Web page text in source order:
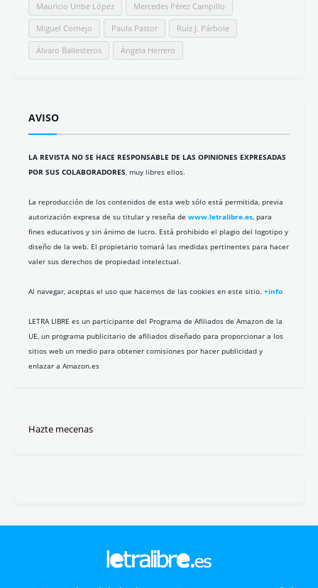
Mauricio Uribe López Mercedes Pérez Campillo
Miguel Cornejo Paula Pastor Ruiz J. Párbole
Álvaro Ballesteros Ángela Herrero
AVISO
LA REVISTA NO SE HACE RESPONSABLE DE LAS OPINIONES EXPRESADAS
POR SUS COLABORADORES, muy libres ellos.
La reproducción de los contenidos de esta web sólo está permitida, previa
autorización expresa de su titular y reseña de www.letralibre.es, para
fines educativos y sin ánimo de lucro. Está prohibido el plagio del logotipo y
diseño de la web. El propietario tomará las medidas pertinentes para hacer
valer sus derechos de propiedad intelectual.
Al navegar, aceptas el uso que hacemos de las cookies en este sitio. +info
LETRA LIBRE es un participante del Programa de Afiliados de Amazon de la
UE, un programa publicitario de afiliados diseñado para proporcionar a los
sitios web un medio para obtener comisiones por hacer publicidad y
enlazar a Amazon.es
Hazte mecenas